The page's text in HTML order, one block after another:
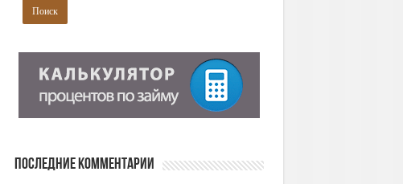
Последние комментарии